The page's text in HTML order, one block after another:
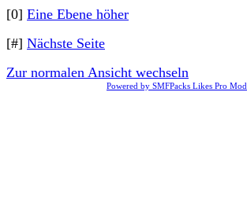
[0] Eine Ebene höher
[#] Nächste Seite
Zur normalen Ansicht wechseln
Powered by SMFPacks Likes Pro Mod